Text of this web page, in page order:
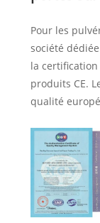
Pour les
société
la
produits CE.
qualité